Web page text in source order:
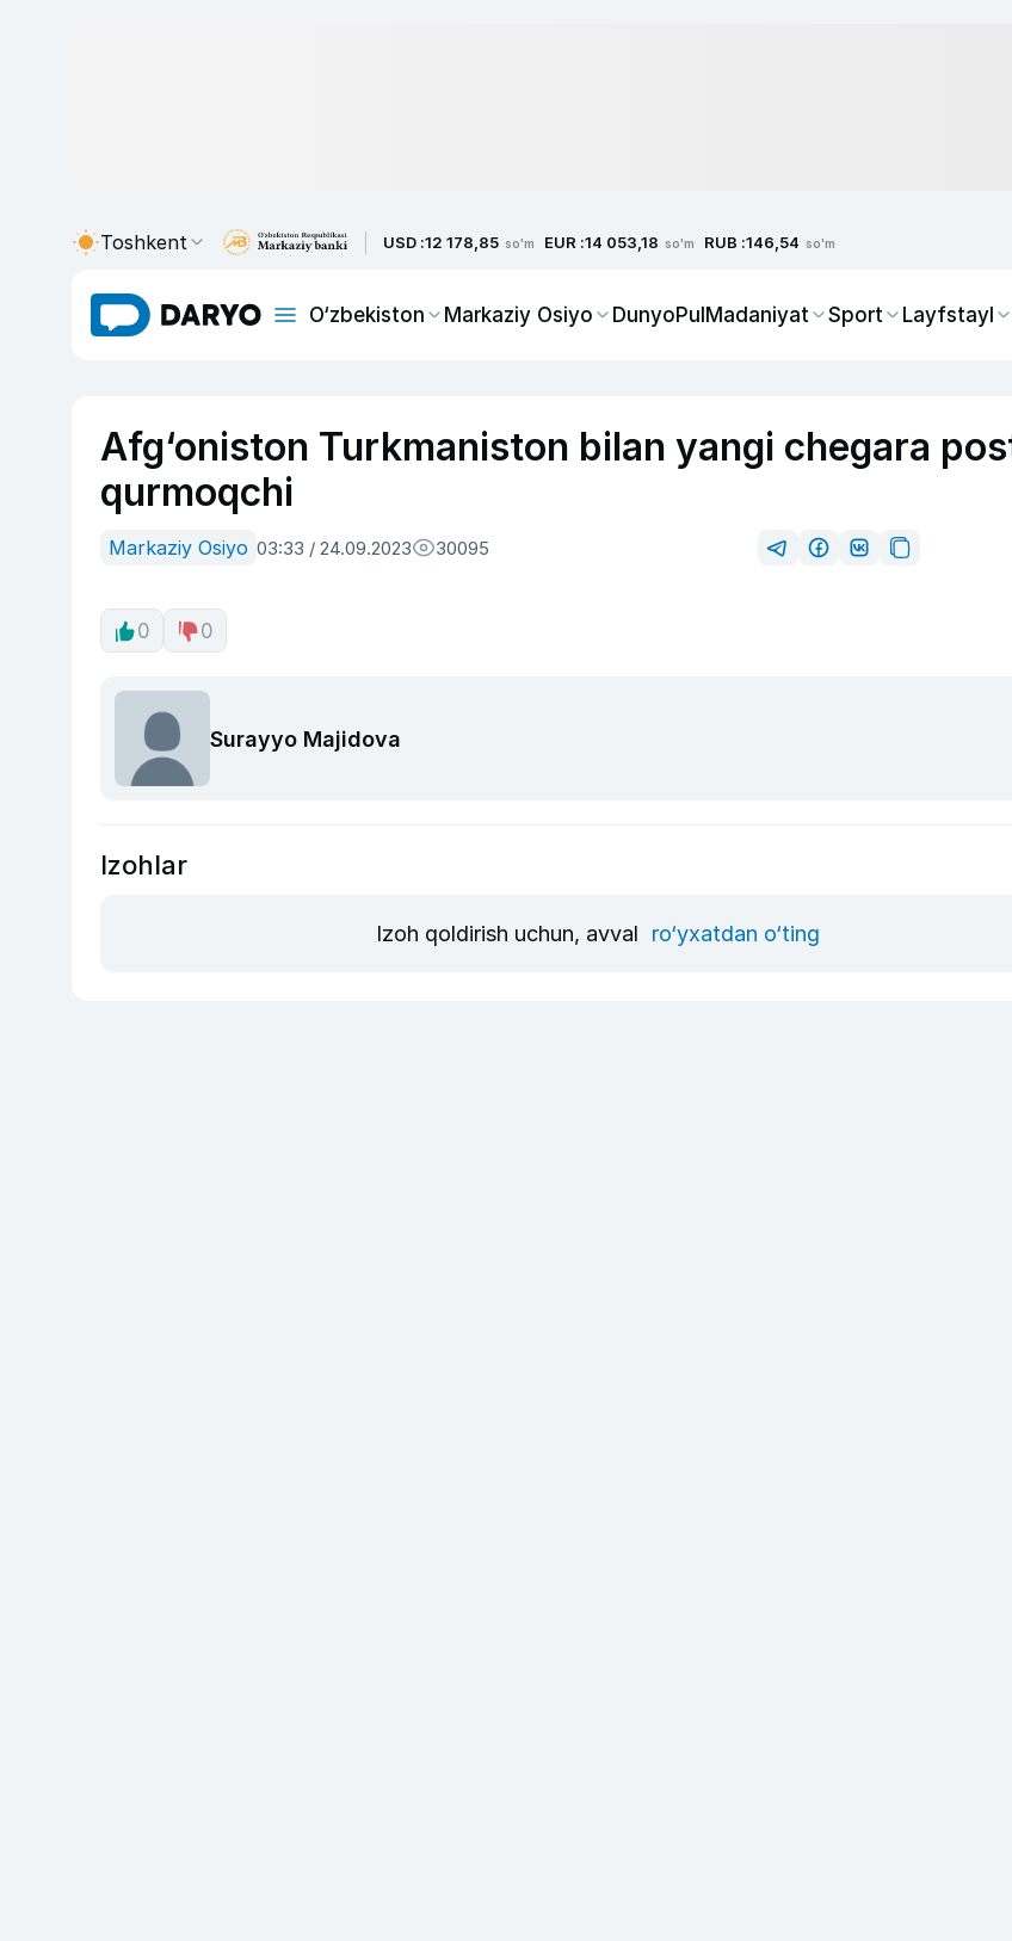
Toshkent USD :12 178,85 so'm EUR :14 053,18 so'm RUB :146,54 so'm
O‘zbekiston Markaziy Osiyo DunyoPulMadaniyat Sport Layfstayl
Afg‘oniston Turkmaniston bilan yangi chegara
qurmoqchi
Markaziy Osiyo 03:33 / 24.09.2023 30095
0 0
Surayyo Majidova
Izohlar
Izoh qoldirish uchun, avval ro‘yxatdan o‘ting